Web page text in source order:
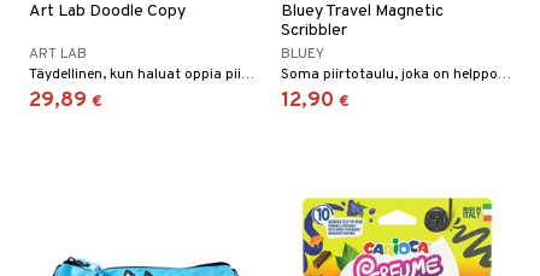
Art Lab Doodle Copy
ART LAB
Täydellinen, kun haluat oppia piirtämään!
29,89 €
Bluey Travel Magnetic
Scribbler
BLUEY
Soma piirtotaulu, joka on helppo ottaa mukaan kaikkialle!
12,90 €